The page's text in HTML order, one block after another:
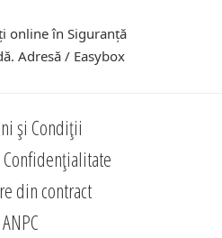
online în Siguranță
Adresă / Easybox
și Condiții
din contract
ANPC